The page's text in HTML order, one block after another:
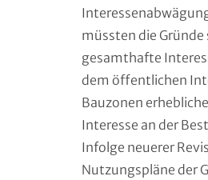
müssten die
gesamthafte
dem öffentlichen
Bauzonen
Interesse an der
Infolge neuerer
Nutzungspläne der